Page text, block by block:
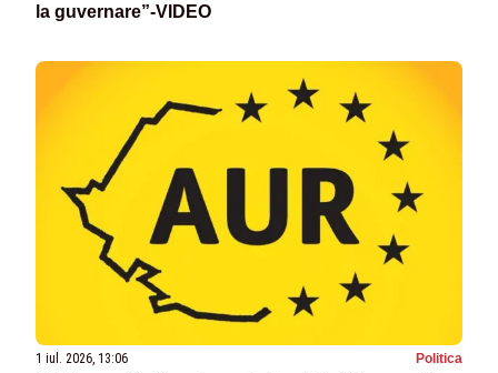
la guvernare”-VIDEO
1 iul. 2026, 13:06 Politica